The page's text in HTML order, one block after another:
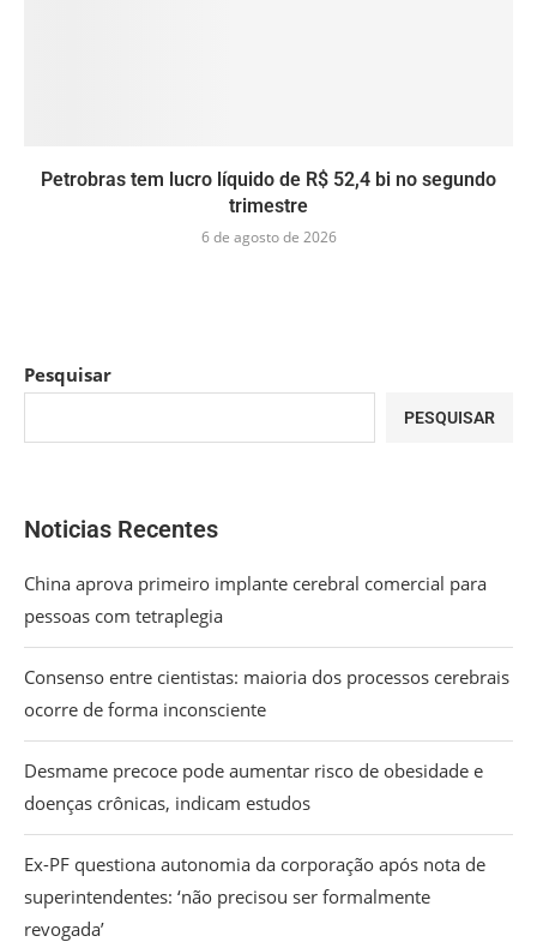
Petrobras tem lucro líquido de R$ 52,4 bi no segundo
trimestre
6 de agosto de 2026
Pesquisar
PESQUISAR
Noticias Recentes
China aprova primeiro implante cerebral comercial para
pessoas com tetraplegia
Consenso entre cientistas: maioria dos processos cerebrais
ocorre de forma inconsciente
Desmame precoce pode aumentar risco de obesidade e
doenças crônicas, indicam estudos
Ex-PF questiona autonomia da corporação após nota de
superintendentes: ‘não precisou ser formalmente
revogada’